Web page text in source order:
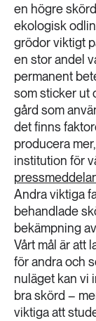
en högre
ekologisk
grödor viktigt
en stor andel
permanent
som sticker ut
gård som
det finns
producera
institution för
Andra viktiga
behandlade
bekämpning
Vårt mål är att
för andra och
nuläget kan vi
bra skörd –
viktiga att